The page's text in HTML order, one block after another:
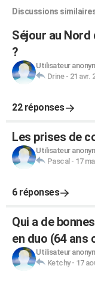
Discussions
Séjour au
?
Utilisateur
Drine- 21 avr.
22 réponses
Les prises de
Utilisateur
Pascal - 17
6 réponses
Qui a de
en duo (64 ans
Utilisateur
Ketchy- 17